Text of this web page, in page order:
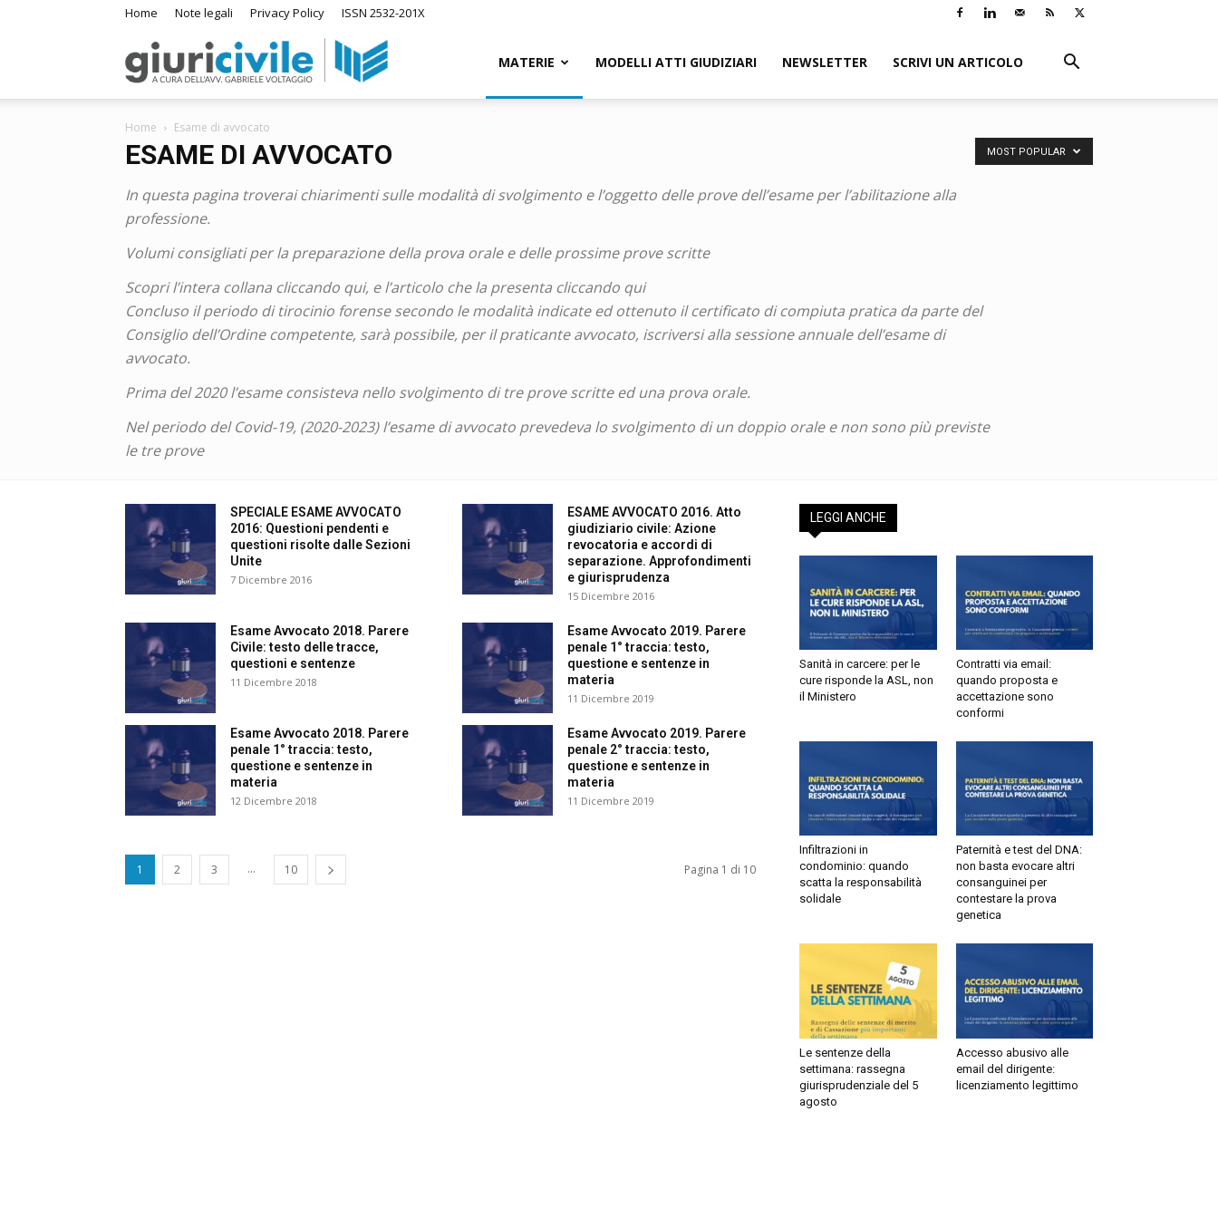
Home Note legali Privacy Policy ISSN 2532-201X
GiuriCivile.it
Rassegna
di
e
MATERIE MODELLI ATTI GIUDIZIARI NEWSLETTER SCRIVI UN ARTICOLO
Home Esame di avvocato
ESAME DI AVVOCATO
In questa pagina troverai chiarimenti sulle modalità di svolgimento e l’oggetto delle prove dell’esame per l’abilitazione alla
professione.
Volumi consigliati per la preparazione della prova orale e delle prossime prove scritte
Scopri l’intera collana cliccando qui, e l’articolo che la presenta cliccando qui
Concluso il periodo di tirocinio forense secondo le modalità indicate ed ottenuto il certificato di compiuta pratica da parte del
Consiglio dell’Ordine competente, sarà possibile, per il praticante avvocato, iscriversi alla sessione annuale dell’esame di
avvocato.
Prima del 2020 l’esame consisteva nello svolgimento di tre prove scritte ed una prova orale.
Nel periodo del Covid-19, (2020-2023) l’esame di avvocato prevedeva lo svolgimento di un doppio orale e non sono più previste
le tre prove
MOST POPULAR
SPECIALE ESAME AVVOCATO
2016: Questioni pendenti e
questioni risolte dalle Sezioni
Unite
7 Dicembre 2016
ESAME AVVOCATO 2016. Atto
giudiziario civile: Azione
revocatoria e accordi di
separazione. Approfondimenti
e giurisprudenza
15 Dicembre 2016
Esame Avvocato 2018. Parere
Civile: testo delle tracce,
questioni e sentenze
11 Dicembre 2018
Esame Avvocato 2019. Parere
penale 1° traccia: testo,
questione e sentenze in
materia
11 Dicembre 2019
Esame Avvocato 2018. Parere
penale 1° traccia: testo,
questione e sentenze in
materia
12 Dicembre 2018
Esame Avvocato 2019. Parere
penale 2° traccia: testo,
questione e sentenze in
materia
11 Dicembre 2019
1 2 3 ... 10 Pagina 1 di 10
LEGGI ANCHE
Sanità in carcere: per le
cure risponde la ASL, non
il Ministero
Contratti via email:
quando proposta e
accettazione sono
conformi
Infiltrazioni in
condominio: quando
scatta la responsabilità
solidale
Paternità e test del DNA:
non basta evocare altri
consanguinei per
contestare la prova
genetica
Le sentenze della
settimana: rassegna
giurisprudenziale del 5
agosto
Accesso abusivo alle
email del dirigente:
licenziamento legittimo